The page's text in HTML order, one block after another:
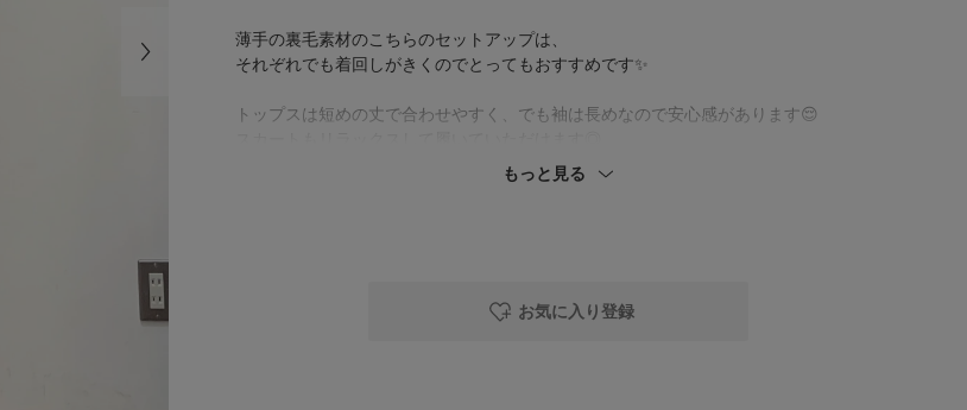
薄手の裏毛素材のこちらのセットアップは、
それぞれでも着回しがきくのでとってもおすすめです✨
トップスは短めの丈で合わせやすく、でも袖は長めなので安心感があります😌
もっと見る
お気に入り登録